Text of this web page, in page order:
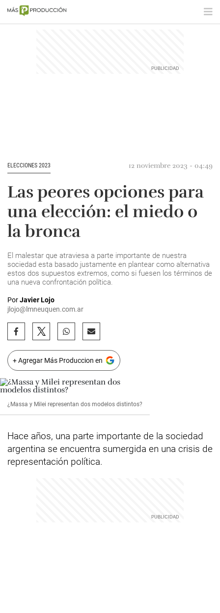
ELECCIONES 2023 12 noviembre 2023 - 04:49
Las peores opciones para
una elección: el miedo o
la bronca
El malestar que atraviesa a parte importante de nuestra
sociedad esta basado justamente en plantear como alternativa
estos dos supuestos extremos, como si fuesen los términos de
una nueva confrontación política.
PorJavier Lojo
jlojo@lmneuquen.com.ar
+ Agregar Más Produccion en
¿Massa y Milei representan dos modelos distintos?
Hace años, una parte importante de la sociedad
argentina se encuentra sumergida en una crisis de
representación política.